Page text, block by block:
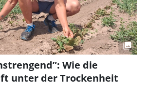
Wie die
unter der Trockenheit